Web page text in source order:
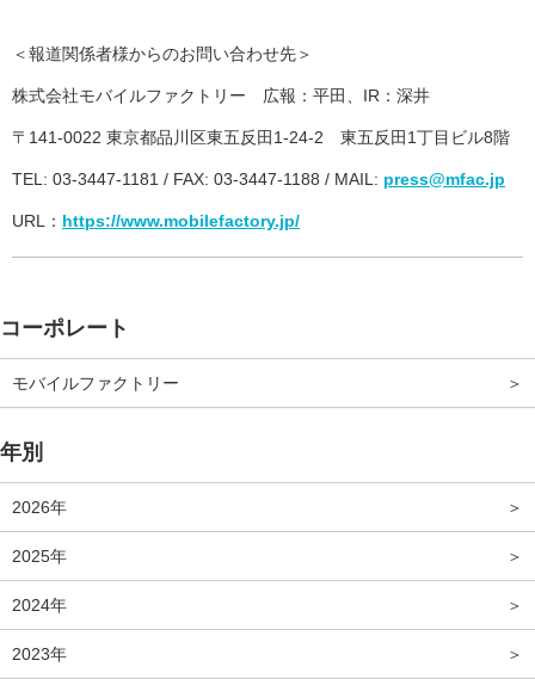
＜報道関係者様からのお問い合わせ先＞
株式会社モバイルファクトリー 広報：平田、IR：深井
〒141-0022 東京都品川区東五反田1-24-2 東五反田1丁目ビル8階
TEL: 03-3447-1181 / FAX: 03-3447-1188 / MAIL: press@mfac.jp
URL： https://www.mobilefactory.jp/
コーポレート
モバイルファクトリー
年別
2026年
2025年
2024年
2023年